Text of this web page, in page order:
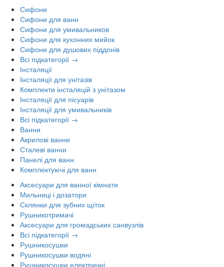
Сифони
Сифони для ванн
Сифони для умивальников
Сифони для кухонних мийок
Сифони для душових піддонів
Всі підкатегорії →
Інсталяції
Інсталяції для унітазів
Комплекти інсталяцій з унітазом
Інсталяції для пісуарів
Інсталяції для умивальників
Всі підкатегорії →
Ванни
Акрилові ванни
Сталеві ванни
Панелі для ванн
Комплектуючі для ванн
Аксесуари для ванної кімнати
Мильниці і дозатори
Склянки для зубних щіток
Рушникотримачі
Аксесуари для громадських санвузлів
Всі підкатегорії →
Рушникосушки
Рушникосушки водяні
Рушникосушки електричні